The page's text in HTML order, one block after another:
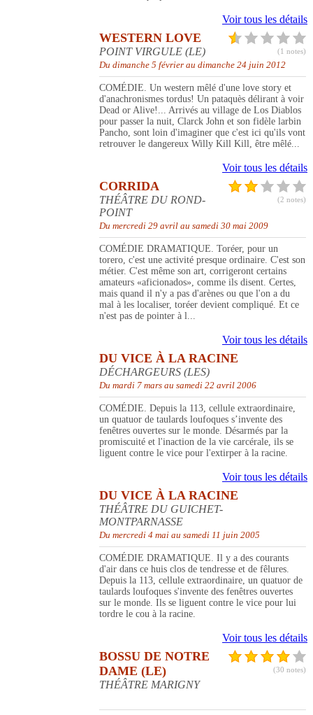
Voir tous les détails
(1 notes)
WESTERN LOVE
POINT VIRGULE (LE)
Du dimanche 5 février au dimanche 24 juin 2012
COMÉDIE. Un western mêlé d'une love story et
d'anachronismes tordus! Un pataquès délirant à voir
Dead or Alive!... Arrivés au village de Los Diablos
pour passer la nuit, Clarck John et son fidèle larbin
Pancho, sont loin d'imaginer que c'est ici qu'ils vont
retrouver le dangereux Willy Kill Kill, être mêlé...
Voir tous les détails
(2 notes)
CORRIDA
THÉÂTRE DU ROND-
POINT
Du mercredi 29 avril au samedi 30 mai 2009
COMÉDIE DRAMATIQUE. Toréer, pour un
torero, c'est une activité presque ordinaire. C'est son
métier. C'est même son art, corrigeront certains
amateurs «aficionados», comme ils disent. Certes,
mais quand il n'y a pas d'arènes ou que l'on a du
mal à les localiser, toréer devient compliqué. Et ce
n'est pas de pointer à l...
Voir tous les détails
DU VICE À LA RACINE
DÉCHARGEURS (LES)
Du mardi 7 mars au samedi 22 avril 2006
COMÉDIE. Depuis la 113, cellule extraordinaire,
un quatuor de taulards loufoques s’invente des
fenêtres ouvertes sur le monde. Désarmés par la
promiscuité et l'inaction de la vie carcérale, ils se
liguent contre le vice pour l'extirper à la racine.
Voir tous les détails
DU VICE À LA RACINE
THÉÂTRE DU GUICHET-
MONTPARNASSE
Du mercredi 4 mai au samedi 11 juin 2005
COMÉDIE DRAMATIQUE. Il y a des courants
d'air dans ce huis clos de tendresse et de fêlures.
Depuis la 113, cellule extraordinaire, un quatuor de
taulards loufoques s'invente des fenêtres ouvertes
sur le monde. Ils se liguent contre le vice pour lui
tordre le cou à la racine.
Voir tous les détails
(30 notes)
BOSSU DE NOTRE
DAME (LE)
THÉÂTRE MARIGNY